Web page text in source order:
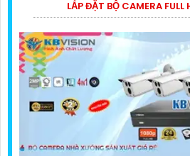
LẮP ĐẶT BỘ CAMERA FULL